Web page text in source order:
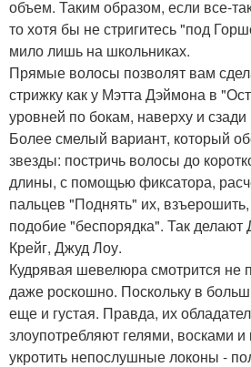
объем. Таким образом, если все-
то хотя бы не стригитесь "под
мило лишь на школьниках.
Прямые волосы позволят вам
стрижку как у Мэтта Дэймона в
уровней по бокам, наверху и сзади
Более смелый вариант, который
звезды: постричь волосы до
длины, с помощью фиксатора,
пальцев "Поднять" их,
подобие "беспорядка". Так
Крейг, Джуд Лоу.
Кудрявая шевелюра смотрится не
даже роскошно. Поскольку в
еще и густая. Правда, их
злоупотребляют гелями, восками
укротить непослушные локоны -